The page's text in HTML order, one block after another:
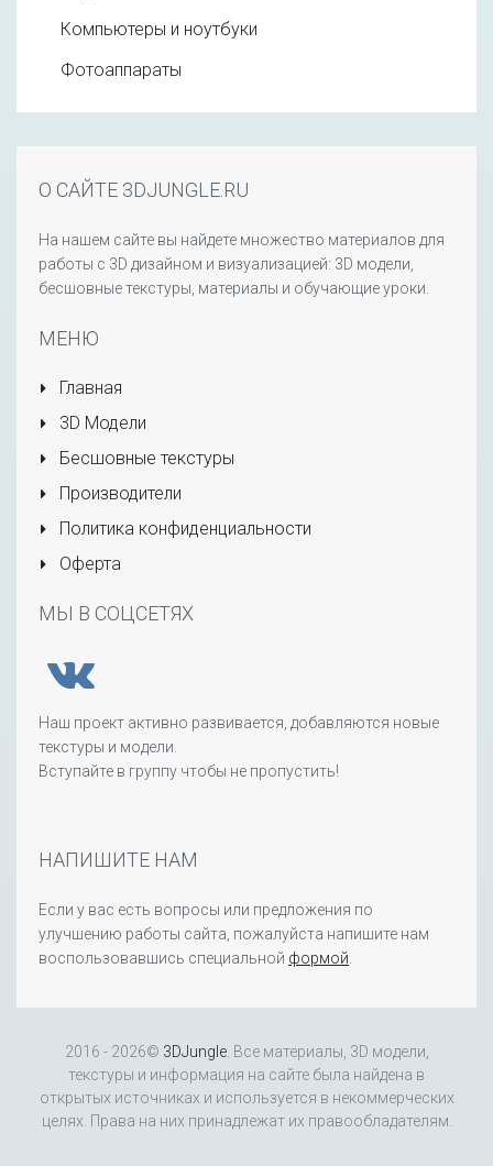
Компьютеры и ноутбуки
Фотоаппараты
О САЙТЕ 3DJUNGLE.RU
На нашем сайте вы найдете множество материалов для
работы с 3D дизайном и визуализацией: 3D модели,
бесшовные текстуры, материалы и обучающие уроки.
МЕНЮ
Главная
3D Модели
Бесшовные текстуры
Производители
Политика конфиденциальности
Оферта
МЫ В СОЦСЕТЯХ
Наш проект активно развивается, добавляются новые
текстуры и модели.
Вступайте в группу чтобы не пропустить!
НАПИШИТЕ НАМ
Если у вас есть вопросы или предложения по
улучшению работы сайта, пожалуйста напишите нам
воспользовавшись специальной формой.
2016 - 2026© 3DJungle. Все материалы, 3D модели,
текстуры и информация на сайте была найдена в
открытых источниках и используется в некоммерческих
целях. Права на них принадлежат их правообладателям.